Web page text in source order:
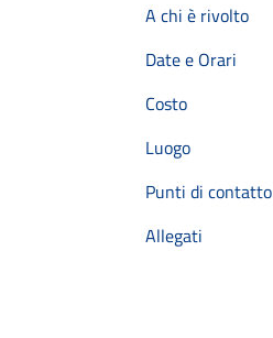
A chi è rivolto
Date e Orari
Costo
Luogo
Punti di contatto
Allegati